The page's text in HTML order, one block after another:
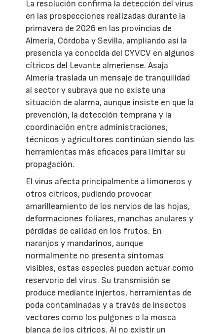
La resolución confirma la detección del virus
en las prospecciones realizadas durante la
primavera de 2026 en las provincias de
Almería, Córdoba y Sevilla, ampliando así la
presencia ya conocida del CYVCV en algunos
cítricos del Levante almeriense. Asaja
Almería traslada un mensaje de tranquilidad
al sector y subraya que no existe una
situación de alarma, aunque insiste en que la
prevención, la detección temprana y la
coordinación entre administraciones,
técnicos y agricultores continúan siendo las
herramientas más eficaces para limitar su
propagación.
El virus afecta principalmente a limoneros y
otros cítricos, pudiendo provocar
amarilleamiento de los nervios de las hojas,
deformaciones foliares, manchas anulares y
pérdidas de calidad en los frutos. En
naranjos y mandarinos, aunque
normalmente no presenta síntomas
visibles, estas especies pueden actuar como
reservorio del virus. Su transmisión se
produce mediante injertos, herramientas de
poda contaminadas y a través de insectos
vectores como los pulgones o la mosca
blanca de los cítricos. Al no existir un